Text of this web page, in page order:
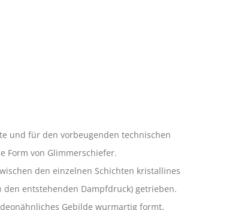
und für den vorbeugenden technischen
Form von Glimmerschiefer.
den einzelnen Schichten kristallines
entstehenden Dampfdruck) getrieben.
Gebilde wurmartig formt.